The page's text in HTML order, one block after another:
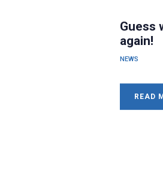
Guess
again!
NEWS
READ